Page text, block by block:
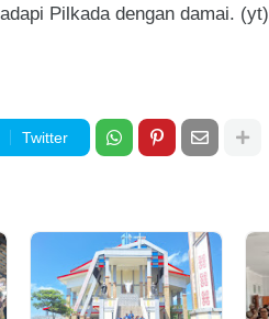
Pilkada dengan damai. (yt)
Twitter